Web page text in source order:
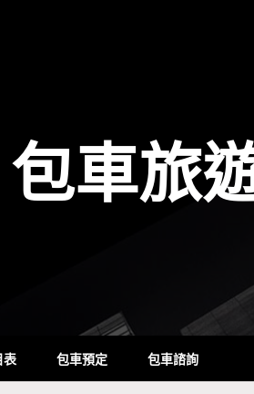
車旅
表 包車預定 包車諮詢